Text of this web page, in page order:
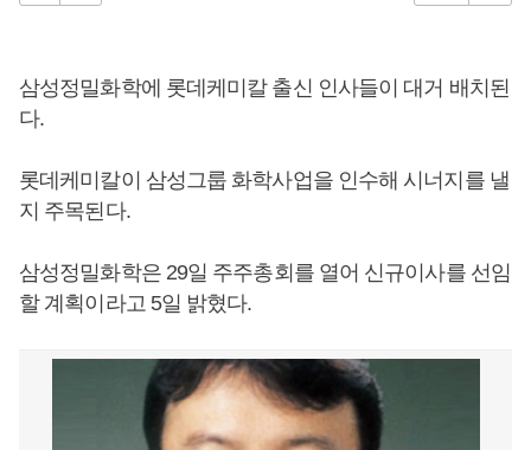
삼성정밀화학에 롯데케미칼 출신 인사들이 대거 배치된
다.
롯데케미칼이 삼성그룹 화학사업을 인수해 시너지를 낼
지 주목된다.
삼성정밀화학은 29일 주주총회를 열어 신규이사를 선임
할 계획이라고 5일 밝혔다.